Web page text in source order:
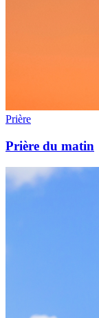
Prière
Prière du matin